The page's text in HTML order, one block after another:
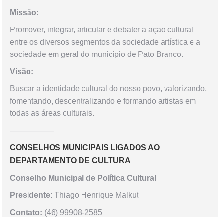
Missão:
Promover, integrar, articular e debater a ação cultural
entre os diversos segmentos da sociedade artística e a
sociedade em geral do município de Pato Branco.
Visão:
Buscar a identidade cultural do nosso povo, valorizando,
fomentando, descentralizando e formando artistas em
todas as áreas culturais.
—————–
CONSELHOS MUNICIPAIS LIGADOS AO
DEPARTAMENTO DE CULTURA
Conselho Municipal de Política Cultural
Presidente: Thiago Henrique Malkut
Contato: (46) 99908-2585